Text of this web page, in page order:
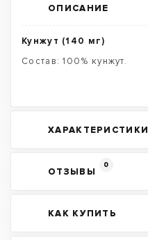
ОПИСАНИЕ
Кунжут (140 мг)
Состав: 100% кунжут.
ХАРАКТЕРИСТИКИ
ОТЗЫВЫ
0
КАК КУПИТЬ